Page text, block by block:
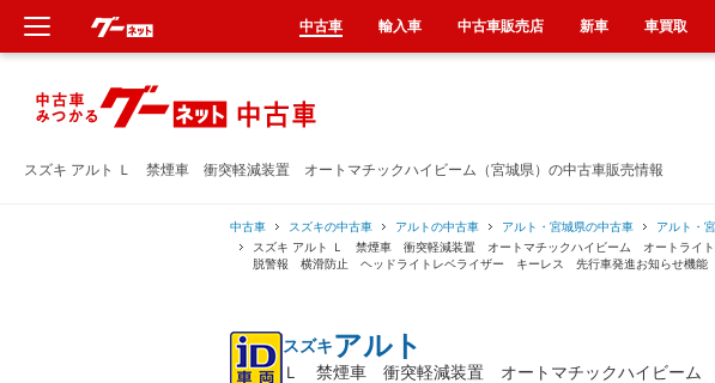
スズキ アルト Ｌ 禁煙車 衝突軽減装置 オートマチックハイビーム（宮城県）の中古車販売情報
中古車 スズキの中古車 アルトの中古車 アルト・宮城県の中古車
アルト・
スズキ アルト Ｌ 禁煙車 衝突軽減装置 オートマチックハイビーム オートラ
脱警報 横滑防止 ヘッドライトレベライザー キーレス 先行車発進お知らせ機能
スズキアルト
Ｌ 禁煙車 衝突軽減装置 オートマチックハイビー
中古車 輸入車 中古車販売店 新車 車買取
新車
中古車